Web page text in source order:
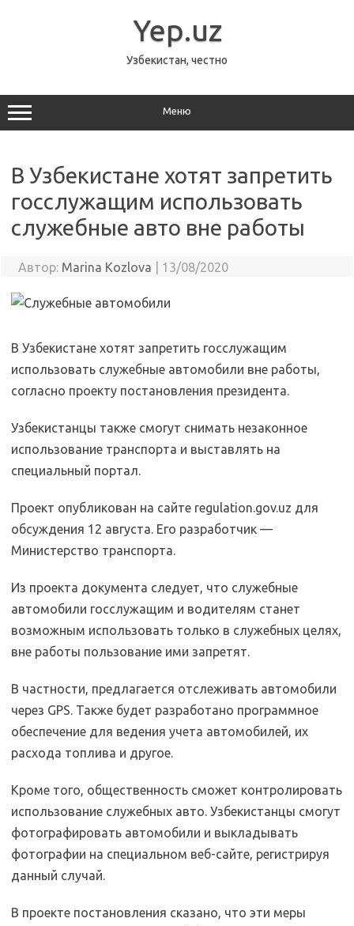
Yep.uz
Узбекистан, честно
Меню
В Узбекистане хотят запретить
госслужащим использовать
служебные авто вне работы
Автор: Marina Kozlova 13/08/2020
В Узбекистане хотят запретить госслужащим
использовать служебные автомобили вне работы,
согласно проекту постановления президента.
Узбекистанцы также смогут снимать незаконное
использование транспорта и выставлять на
специальный портал.
Проект опубликован на сайте regulation.gov.uz для
обсуждения 12 августа. Его разработчик —
Министерство транспорта.
Из проекта документа следует, что служебные
автомобили госслужащим и водителям станет
возможным использовать только в служебных целях,
вне работы пользование ими запретят.
В частности, предлагается отслеживать автомобили
через GPS. Также будет разработано программное
обеспечение для ведения учета автомобилей, их
расхода топлива и другое.
Кроме того, общественность сможет контролировать
использование служебных авто. Узбекистанцы смогут
фотографировать автомобили и выкладывать
фотографии на специальном веб-сайте, регистрируя
данный случай.
В проекте постановления сказано, что эти меры